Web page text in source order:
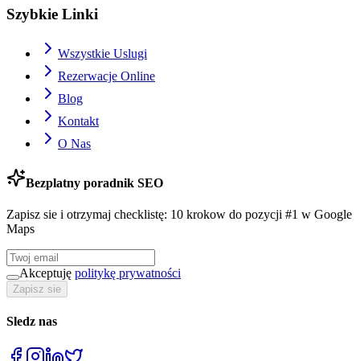
Szybkie Linki
Wszystkie Uslugi
Rezerwacje Online
Blog
Kontakt
O Nas
Bezplatny poradnik SEO
Zapisz sie i otrzymaj checklistę: 10 krokow do pozycji #1 w Google
Maps
Akceptuję politykę prywatności
Zapisz sie
Sledz nas